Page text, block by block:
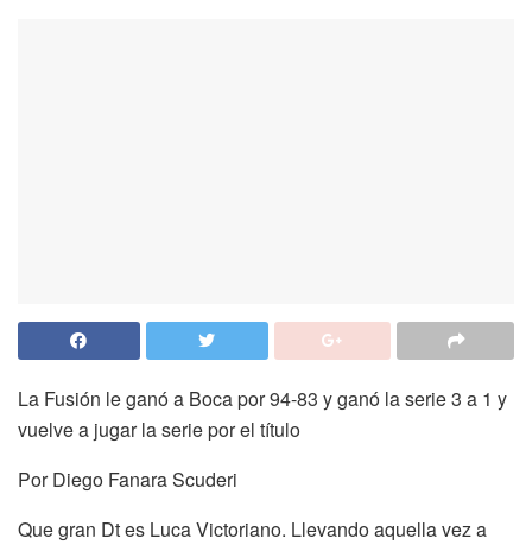
La Fusión le ganó a Boca por 94-83 y ganó la serie 3 a 1 y
vuelve a jugar la serie por el título
Por Diego Fanara Scuderi
Que gran Dt es Luca Victoriano. Llevando aquella vez a